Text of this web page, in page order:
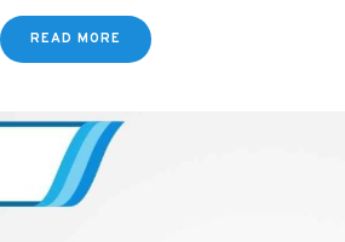
READ MORE